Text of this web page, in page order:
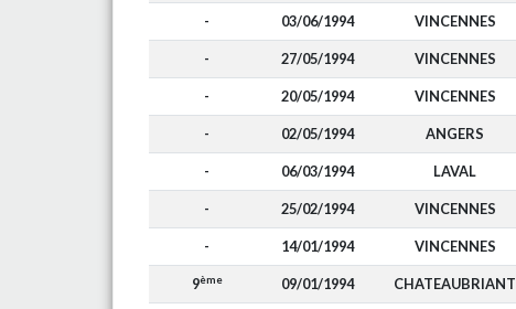
- 03/06/1994 VINCENNES
- 27/05/1994 VINCENNES
- 20/05/1994 VINCENNES
- 02/05/1994 ANGERS
- 06/03/1994 LAVAL
- 25/02/1994 VINCENNES
- 14/01/1994 VINCENNES
9ème 09/01/1994 CHATEAUBRIANT